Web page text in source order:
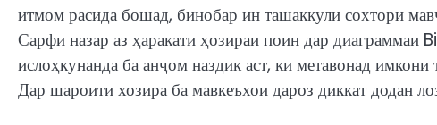
итмом расида бошад, бинобар ин ташаккули сохтори
Сарфи назар аз ҳаракати ҳозираи поин дар диаграммаи
ислоҳкунанда ба анҷом наздик аст, ки метавонад
Дар шароити хозира ба мавкеъхои дароз диккат додан